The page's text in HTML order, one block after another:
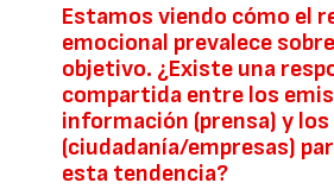
Estamos viendo cómo el
emocional prevalece
objetivo. ¿Existe una
compartida entre los
información (prensa) y
(ciudadanía/empresas)
esta tendencia?